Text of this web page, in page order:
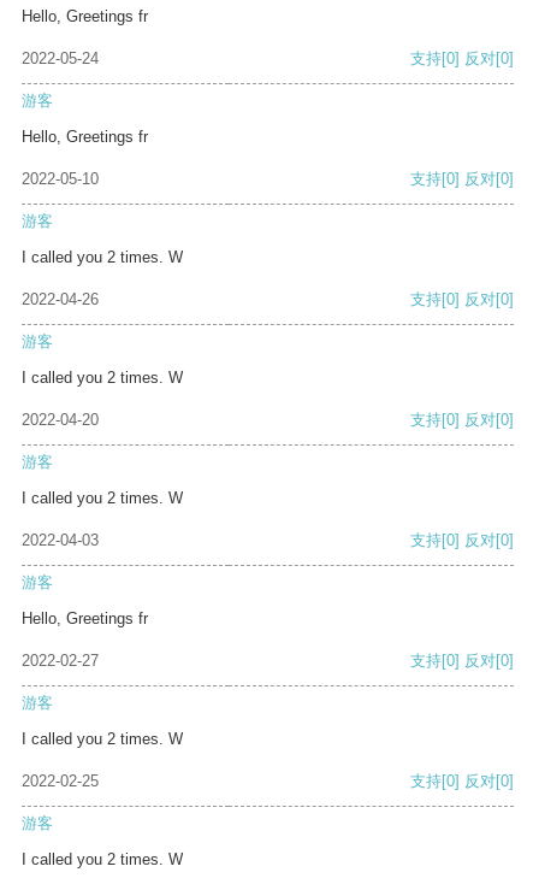
Hello, Greetings fr
2022-05-24 支持[0] 反对[0]
游客
Hello, Greetings fr
2022-05-10 支持[0] 反对[0]
游客
I called you 2 times. W
2022-04-26 支持[0] 反对[0]
游客
I called you 2 times. W
2022-04-20 支持[0] 反对[0]
游客
I called you 2 times. W
2022-04-03 支持[0] 反对[0]
游客
Hello, Greetings fr
2022-02-27 支持[0] 反对[0]
游客
I called you 2 times. W
2022-02-25 支持[0] 反对[0]
游客
I called you 2 times. W